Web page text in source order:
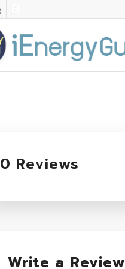
0 Reviews
Write a Review